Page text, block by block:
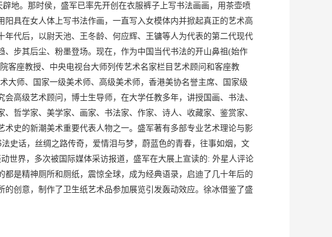
地。那时侯，盛军已率先开创在衣服裤子上写书法画画，用茶壶喷
具在女人体上写书法作画，一直写入女模体内并掀起真正的艺术高
代后，以尉天池、王冬龄、何应辉、王镛等人为代表的第二代现代
步其后尘、粉墨登场。现在，作为中国当代书法的开山鼻祖(始作
客座教授、中央电视台大师列传艺术名家栏目艺术顾问和客座教
大师、国家一级美术师、高级美术师，香港美协名誉主席、国家级
高级艺术顾问，博士生导师，在大学任教多年，讲授国画、书法、
哲学家、美学家、画家、书法家、作家、诗人、收藏家、鉴赏家、
史的新潮美术重要代表人物之一。盛军著有多部专业艺术理论与影
史话，丝绸之路传奇，爱情泪与梦，蔚蓝色的青春，往事如烟，文
世界，多次被国际媒体采访报道，盛军在大展上宣读的: 外星人评论
是精神厕所和厕纸，震惊全球，成为经典语录，启迪了几十年后的
创意，制作了卫生纸艺术品参加展览引发轰动效应。徐冰借鉴了盛